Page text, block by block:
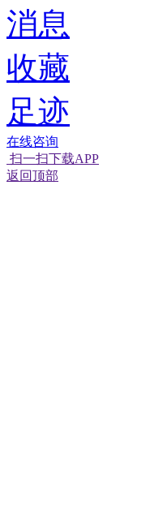
消息
收藏
足迹
在线咨询
扫一扫下载APP
返回顶部